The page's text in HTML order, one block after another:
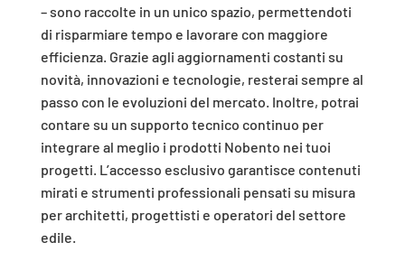
– sono raccolte in un unico spazio, permettendoti
di risparmiare tempo e lavorare con maggiore
efficienza. Grazie agli aggiornamenti costanti su
novità, innovazioni e tecnologie, resterai sempre al
passo con le evoluzioni del mercato. Inoltre, potrai
contare su un supporto tecnico continuo per
integrare al meglio i prodotti Nobento nei tuoi
progetti. L’accesso esclusivo garantisce contenuti
mirati e strumenti professionali pensati su misura
per architetti, progettisti e operatori del settore
edile.